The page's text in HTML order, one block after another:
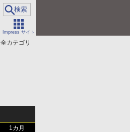
Impress サイト
全カテゴリ
1カ月